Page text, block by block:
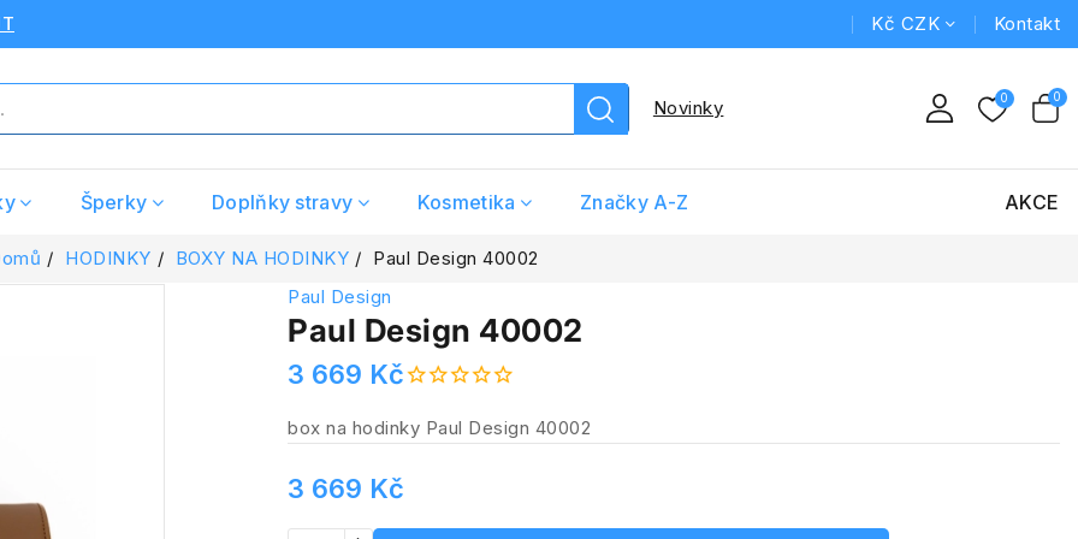
Kč CZK Kontakt
Novinky
Šperky Doplňky stravy Kosmetika Značky A-Z AKCE
HODINKY BOXY NA HODINKY
Paul Design 40002
Paul Design
Paul Design 40002
3 669 Kč
box na hodinky Paul Design 40002
3 669 Kč